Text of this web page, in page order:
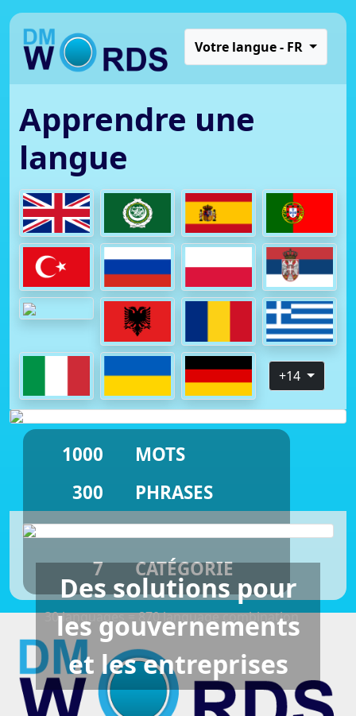
Votre langue - FR
Apprendre une
langue
+14
1000
300
33
7
MOTS
PHRASES
CHAPITRES
CATÉGORIE
30 languages = 870 language combination
Des solutions pour
les gouvernements
et les entreprises